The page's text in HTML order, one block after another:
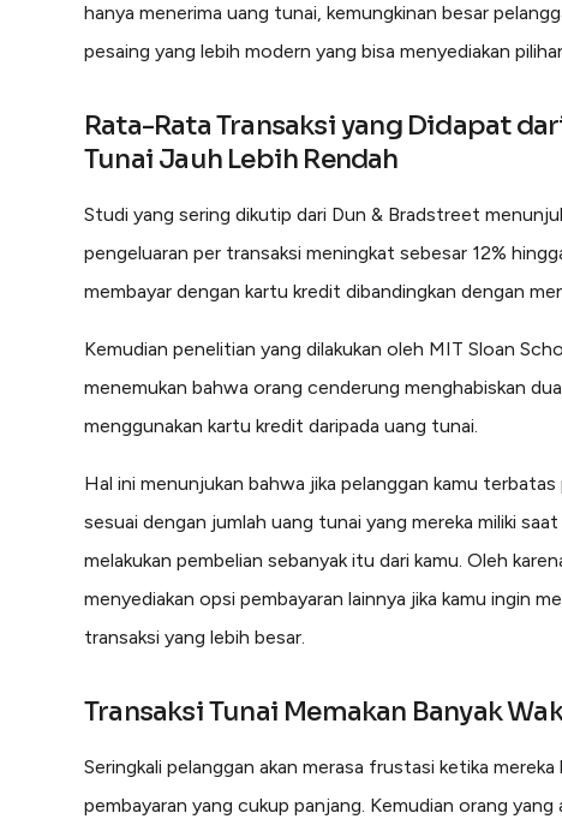
hanya menerima uang tunai, kemungkinan besar
pesaing yang lebih modern yang bisa menyediakan
Rata-Rata Transaksi yang Didapat
Tunai Jauh Lebih Rendah
Studi yang sering dikutip dari Dun & Bradstreet
pengeluaran per transaksi meningkat sebesar 12%
membayar dengan kartu kredit dibandingkan dengan
Kemudian penelitian yang dilakukan oleh MIT Sloan
menemukan bahwa orang cenderung menghabiskan
menggunakan kartu kredit daripada uang tunai.
Hal ini menunjukan bahwa jika pelanggan kamu terbatas
sesuai dengan jumlah uang tunai yang mereka miliki
melakukan pembelian sebanyak itu dari kamu. Oleh
menyediakan opsi pembayaran lainnya jika kamu ingin
transaksi yang lebih besar.
Transaksi Tunai Memakan Banyak
Seringkali pelanggan akan merasa frustasi ketika mereka
pembayaran yang cukup panjang. Kemudian orang yang